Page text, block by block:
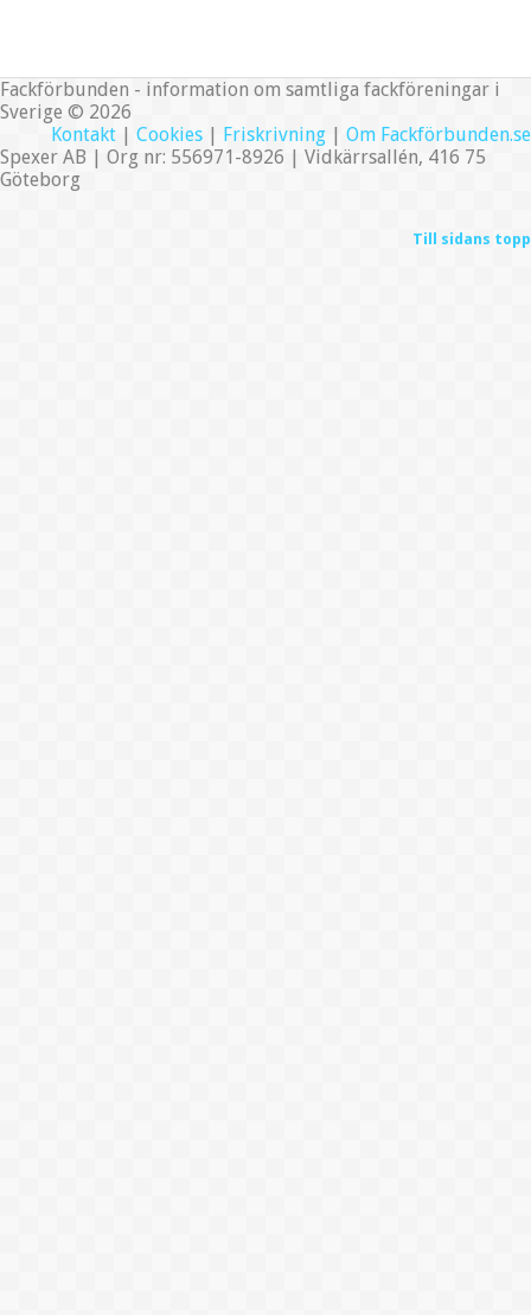
Fackförbunden - information om samtliga fackföreningar i
Sverige © 2026
Kontakt | Cookies | Friskrivning | Om Fackförbunden.se
Spexer AB | Org nr: 556971-8926 | Vidkärrsallén, 416 75
Göteborg
Till sidans topp